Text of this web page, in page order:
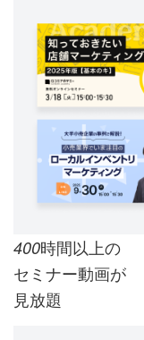
400時間以上の
セミナー動画が
見放題